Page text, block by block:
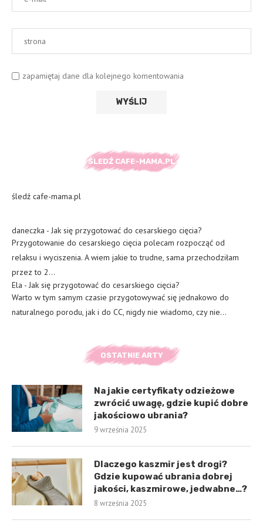
zapamiętaj dane dla kolejnego komentowania
ŚLEDŹ CAFE-MAMA.PL
śledź cafe-mama.pl
daneczka - Jak się przygotować do cesarskiego cięcia?
Przygotowanie do cesarskiego cięcia polecam rozpocząć od
relaksu i wyciszenia. A wiem jakie to trudne, sama przechodziłam
przez to 2…
Ela - Jak się przygotować do cesarskiego cięcia?
Warto w tym samym czasie przygotowywać się jednakowo do
naturalnego porodu, jak i do CC, nigdy nie wiadomo, czy nie…
OSTATNIE ARTY
Na jakie certyfikaty odzieżowe
zwrócić uwagę, gdzie kupić dobre
jakościowo ubrania?
9 września 2025
Dlaczego kaszmir jest drogi?
Gdzie kupować ubrania dobrej
jakości, kaszmirowe, jedwabne…?
8 września 2025